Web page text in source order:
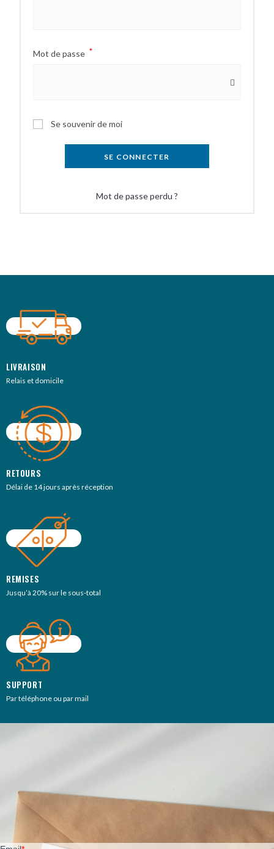
Mot de passe *
Se souvenir de moi
SE CONNECTER
Mot de passe perdu ?
LIVRAISON
Relais et domicile
RETOURS
Délai de 14 jours après réception
REMISES
Jusqu’à 20% sur le sous-total
SUPPORT
Par téléphone ou par mail